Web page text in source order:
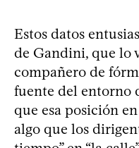
Estos datos
de Gandini, que lo
compañero de
fuente del entorno
que esa posición
algo que los